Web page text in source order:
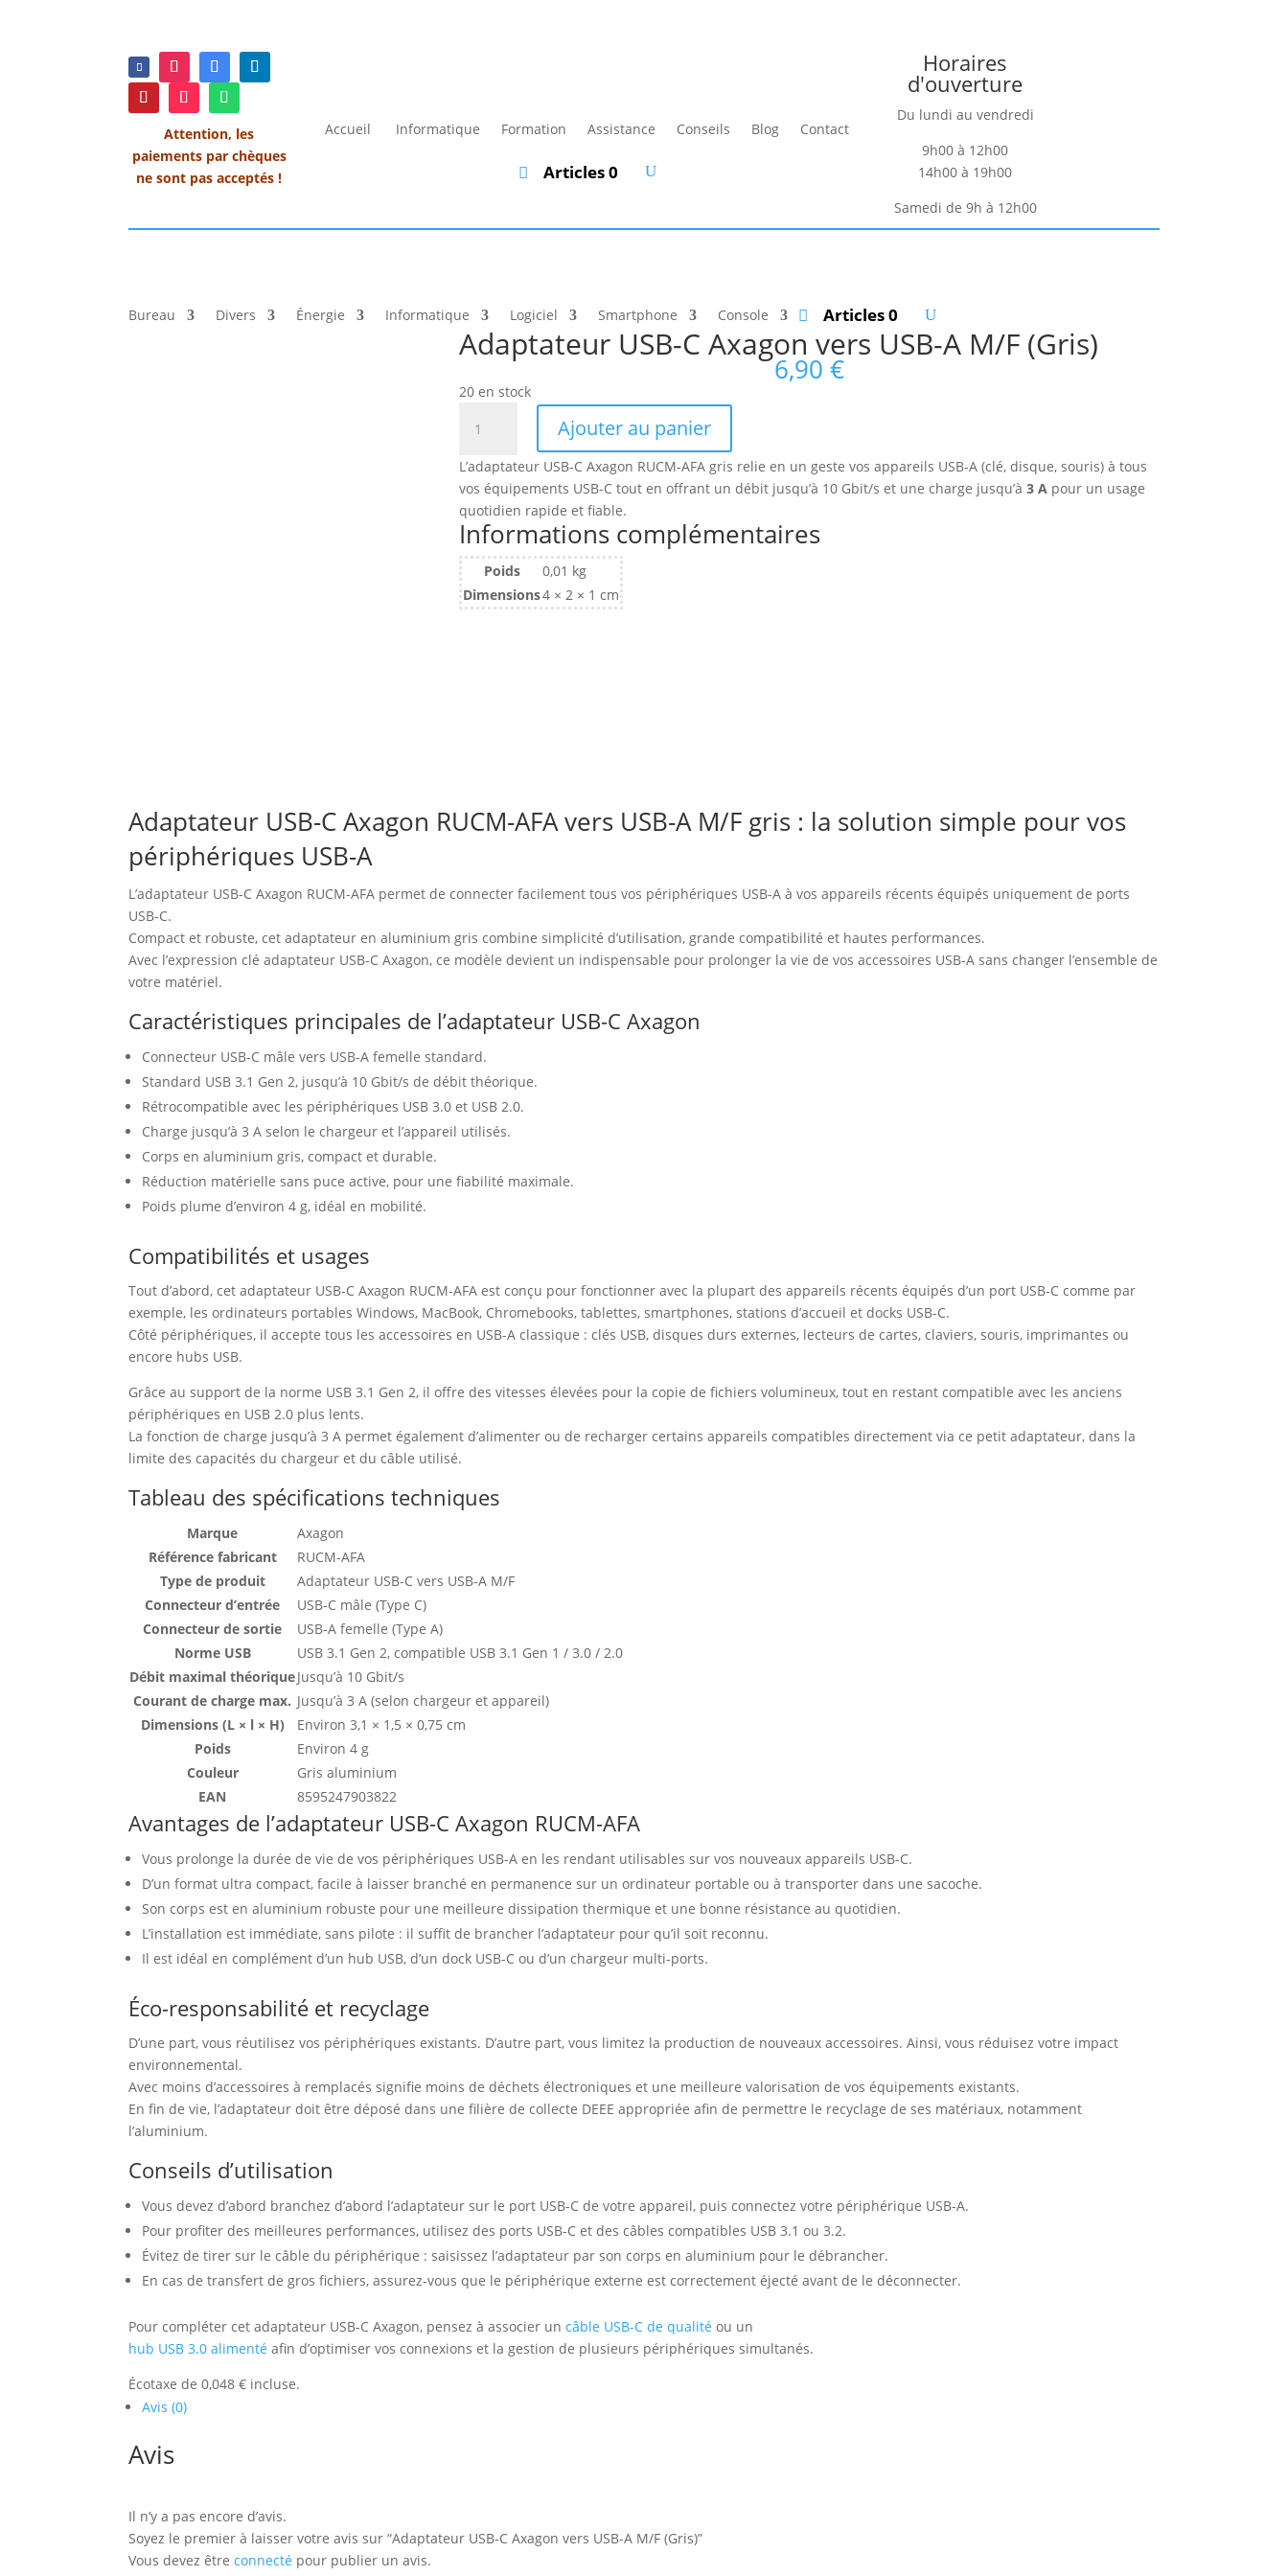
Attention, les
paiements par chèques
ne sont pas acceptés !
Accueil Informatique Formation Assistance Conseils Blog Contact
Articles 0
Horaires
d'ouverture
Du lundi au vendredi
9h00 à 12h00
14h00 à 19h00
Samedi de 9h à 12h00
Bureau Divers Énergie Informatique Logiciel Smartphone Console Articles 0
Adaptateur USB-C Axagon vers USB-A M/F (Gris)
6,90 €
20 en stock
Axagon
vers
USB-
A
M/F
Ajouter au panier
L’adaptateur USB-C Axagon RUCM-AFA gris relie en un geste vos appareils USB-A (clé, disque, souris) à tous
vos équipements USB-C tout en offrant un débit jusqu’à 10 Gbit/s et une charge jusqu’à3 A pour un usage
quotidien rapide et fiable.
Informations complémentaires
Poids
0,01 kg
Dimensions4 × 2 × 1 cm
Adaptateur USB-C Axagon RUCM-AFA vers USB-A M/F gris : la solution simple pour vos
périphériques USB-A
L’adaptateur USB-C Axagon RUCM-AFA permet de connecter facilement tous vos périphériques USB-A à vos appareils récents équipés uniquement de ports
USB-C.
Compact et robuste, cet adaptateur en aluminium gris combine simplicité d’utilisation, grande compatibilité et hautes performances.
Avec l’expression clé adaptateur USB-C Axagon, ce modèle devient un indispensable pour prolonger la vie de vos accessoires USB-A sans changer l’ensemble de
votre matériel.
Caractéristiques principales de l’adaptateur USB-C Axagon
Connecteur USB-C mâle vers USB-A femelle standard.
Standard USB 3.1 Gen 2, jusqu’à 10 Gbit/s de débit théorique.
Rétrocompatible avec les périphériques USB 3.0 et USB 2.0.
Charge jusqu’à 3 A selon le chargeur et l’appareil utilisés.
Corps en aluminium gris, compact et durable.
Réduction matérielle sans puce active, pour une fiabilité maximale.
Poids plume d’environ 4 g, idéal en mobilité.
Compatibilités et usages
Tout d’abord, cet adaptateur USB-C Axagon RUCM-AFA est conçu pour fonctionner avec la plupart des appareils récents équipés d’un port USB-C comme par
exemple, les ordinateurs portables Windows, MacBook, Chromebooks, tablettes, smartphones, stations d’accueil et docks USB-C.
Côté périphériques, il accepte tous les accessoires en USB-A classique : clés USB, disques durs externes, lecteurs de cartes, claviers, souris, imprimantes ou
encore hubs USB.
Grâce au support de la norme USB 3.1 Gen 2, il offre des vitesses élevées pour la copie de fichiers volumineux, tout en restant compatible avec les anciens
périphériques en USB 2.0 plus lents.
La fonction de charge jusqu’à 3 A permet également d’alimenter ou de recharger certains appareils compatibles directement via ce petit adaptateur, dans la
limite des capacités du chargeur et du câble utilisé.
Tableau des spécifications techniques
Marque
Axagon
Référence fabricant
RUCM-AFA
Type de produit
Adaptateur USB-C vers USB-A M/F
Connecteur d’entrée
USB-C mâle (Type C)
Connecteur de sortie
USB-A femelle (Type A)
Norme USB
USB 3.1 Gen 2, compatible USB 3.1 Gen 1 / 3.0 / 2.0
Débit maximal théoriqueJusqu’à 10 Gbit/s
Courant de charge max. Jusqu’à 3 A (selon chargeur et appareil)
Dimensions (L × l × H)
Environ 3,1 × 1,5 × 0,75 cm
Poids
Environ 4 g
Couleur
Gris aluminium
EAN
8595247903822
Avantages de l’adaptateur USB-C Axagon RUCM-AFA
Vous prolonge la durée de vie de vos périphériques USB-A en les rendant utilisables sur vos nouveaux appareils USB-C.
D’un format ultra compact, facile à laisser branché en permanence sur un ordinateur portable ou à transporter dans une sacoche.
Son corps est en aluminium robuste pour une meilleure dissipation thermique et une bonne résistance au quotidien.
L’installation est immédiate, sans pilote : il suffit de brancher l’adaptateur pour qu’il soit reconnu.
Il est idéal en complément d’un hub USB, d’un dock USB-C ou d’un chargeur multi‑ports.
Éco-responsabilité et recyclage
D’une part, vous réutilisez vos périphériques existants. D’autre part, vous limitez la production de nouveaux accessoires. Ainsi, vous réduisez votre impact
environnemental.
Avec moins d’accessoires à remplacés signifie moins de déchets électroniques et une meilleure valorisation de vos équipements existants.
En fin de vie, l’adaptateur doit être déposé dans une filière de collecte DEEE appropriée afin de permettre le recyclage de ses matériaux, notamment
l’aluminium.
Conseils d’utilisation
Vous devez d’abord branchez d’abord l’adaptateur sur le port USB-C de votre appareil, puis connectez votre périphérique USB-A.
Pour profiter des meilleures performances, utilisez des ports USB-C et des câbles compatibles USB 3.1 ou 3.2.
Évitez de tirer sur le câble du périphérique : saisissez l’adaptateur par son corps en aluminium pour le débrancher.
En cas de transfert de gros fichiers, assurez-vous que le périphérique externe est correctement éjecté avant de le déconnecter.
Pour compléter cet adaptateur USB-C Axagon, pensez à associer uncâble USB-C de qualité ou un
hub USB 3.0 alimenté afin d’optimiser vos connexions et la gestion de plusieurs périphériques simultanés.
Écotaxe de 0,048 € incluse.
Avis (0)
Avis
Il n’y a pas encore d’avis.
Soyez le premier à laisser votre avis sur “Adaptateur USB-C Axagon vers USB-A M/F (Gris)”
Vous devez êtreconnecté pour publier un avis.